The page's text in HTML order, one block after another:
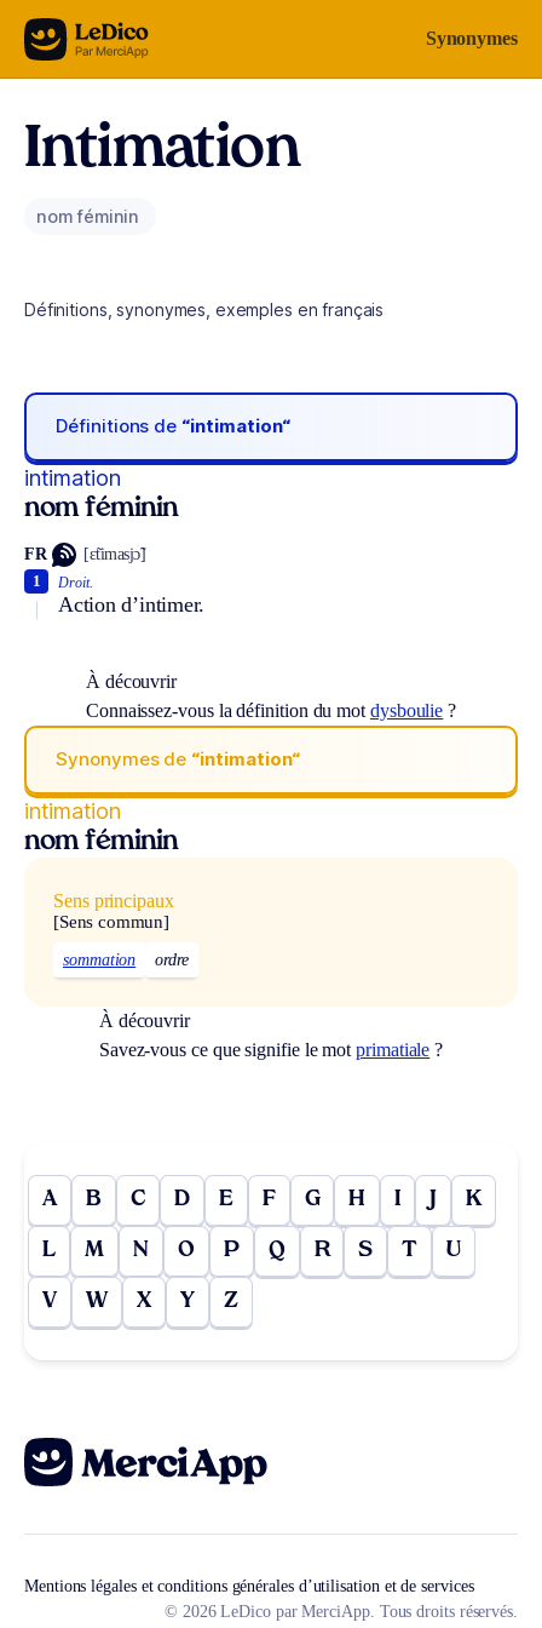
Aller au contenu Synonymes
Intimation
nom féminin
Définitions, synonymes, exemples en français
Définitions de “intimation“
intimation
nom féminin
FR [ɛ̃timasjɔ̃]
Droit.
Action d’intimer.
1
À découvrir
Connaissez-vous la définition du mot dysboulie ?
Synonymes de “intimation“
intimation
nom féminin
Sens principaux
[Sens commun]
sommation ordre
À découvrir
Savez-vous ce que signifie le motprimatiale ?
A B C D E F G H I J K
L M N O P Q R S T U
V W X Y Z
Mentions légales et conditions générales d’utilisation et de services
© 2026 LeDico par MerciApp. Tous droits réservés.